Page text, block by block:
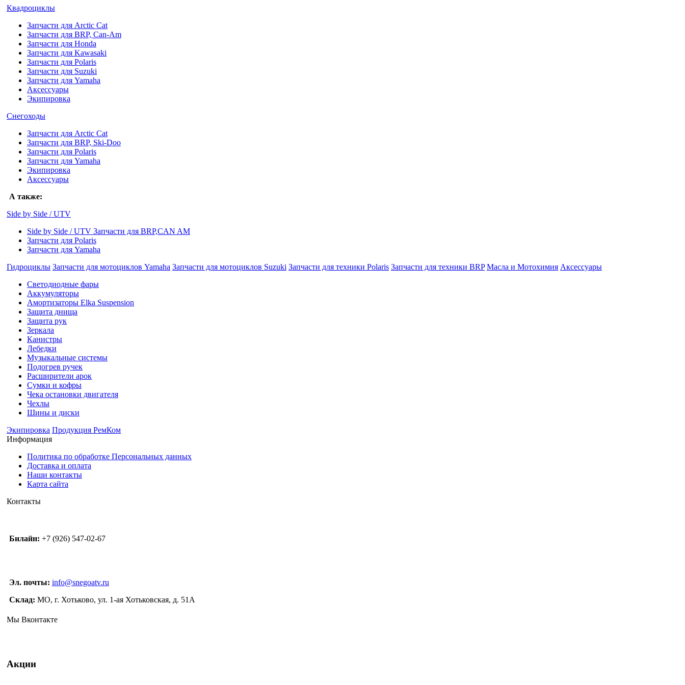
Квадроциклы
Запчасти для Arctic Cat
Запчасти для BRP, Can-Am
Запчасти для Honda
Запчасти для Kawasaki
Запчасти для Polaris
Запчасти для Suzuki
Запчасти для Yamaha
Аксессуары
Экипировка
Снегоходы
Запчасти для Arctic Cat
Запчасти для BRP, Ski-Doo
Запчасти для Polaris
Запчасти для Yamaha
Экипировка
Аксессуары
А также:
Side by Side / UTV
Side by Side / UTV Запчасти для BRP,CAN AM
Запчасти для Polaris
Запчасти для Yamaha
Гидроциклы Запчасти для мотоциклов Yamaha Запчасти для мотоциклов Suzuki Запчасти для техники Polaris Запчасти для техники BRP Масла и Мотохимия Аксессуары
Cветодиодные фары
Аккумуляторы
Амортизаторы Elka Suspension
Защита днища
Защита рук
Зеркала
Канистры
Лебедки
Музыкальные системы
Подогрев ручек
Расширители арок
Сумки и кофры
Чека остановки двигателя
Чехлы
Шины и диски
Экипировка Продукция РемКом
Информация
Политика по обработке Персональных данных
Доставка и оплата
Наши контакты
Карта сайта
Контакты
Билайн: +7 (926) 547-02-67
Эл. почты: info@snegoatv.ru
Склад: МО, г. Хотьково, ул. 1-ая Хотьковская, д. 51А
Мы Вконтакте
Акции